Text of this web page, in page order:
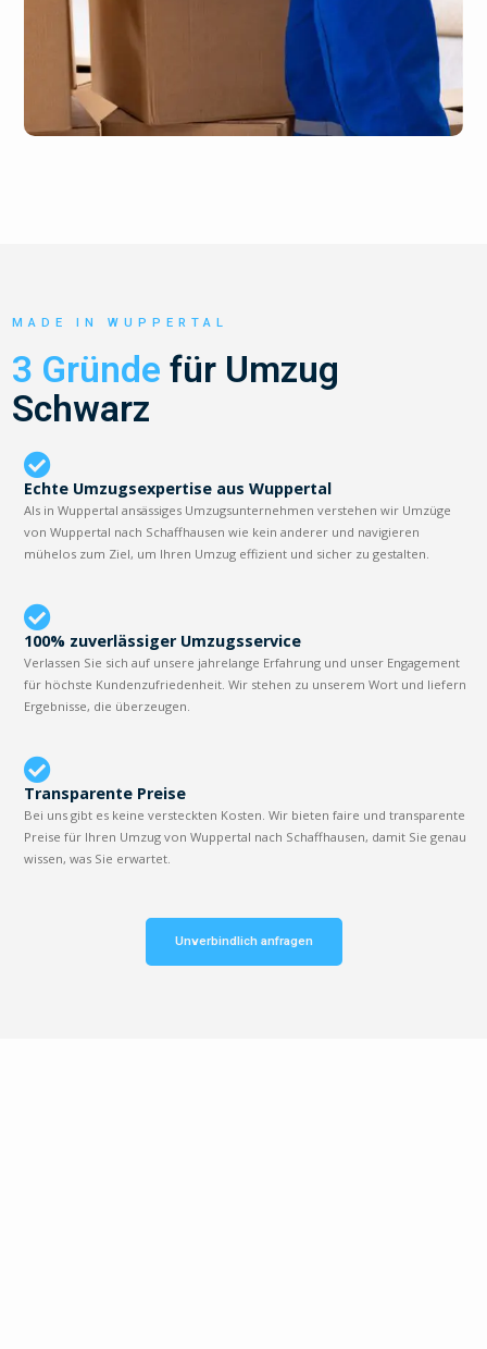
MADE IN WUPPERTAL
3 Gründe für Umzug
Schwarz
Echte Umzugsexpertise aus Wuppertal
Als in Wuppertal ansässiges Umzugsunternehmen verstehen wir Umzüge
von Wuppertal nach Schaffhausen wie kein anderer und navigieren
mühelos zum Ziel, um Ihren Umzug effizient und sicher zu gestalten.
100% zuverlässiger Umzugsservice
Verlassen Sie sich auf unsere jahrelange Erfahrung und unser Engagement
für höchste Kundenzufriedenheit. Wir stehen zu unserem Wort und liefern
Ergebnisse, die überzeugen.
Transparente Preise
Bei uns gibt es keine versteckten Kosten. Wir bieten faire und transparente
Preise für Ihren Umzug von Wuppertal nach Schaffhausen, damit Sie genau
wissen, was Sie erwartet.
Unverbindlich anfragen